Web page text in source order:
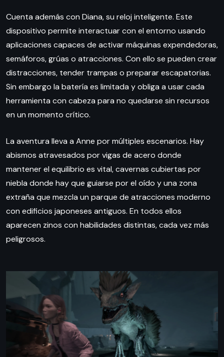
Cuenta además con Diana, su reloj inteligente. Este
dispositivo permite interactuar con el entorno usando
aplicaciones capaces de activar máquinas expendedoras,
semáforos, grúas o atracciones. Con ello se pueden crear
distracciones, tender trampas o preparar escapatorias.
Sin embargo la batería es limitada y obliga a usar cada
herramienta con cabeza para no quedarse sin recursos
en un momento crítico.
La aventura lleva a Anne por múltiples escenarios. Hay
abismos atravesados por vigas de acero donde
mantener el equilibrio es vital, cavernas cubiertas por
niebla donde hay que guiarse por el oído y una zona
extraña que mezcla un parque de atracciones moderno
con edificios japoneses antiguos. En todos ellos
aparecen zinos con habilidades distintas, cada vez más
peligrosos.